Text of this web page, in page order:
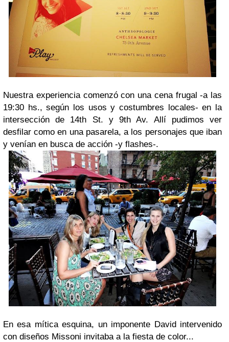
Nuestra experiencia comenzó con una cena frugal -a las
19:30 hs., según los usos y costumbres locales- en la
intersección de 14th St. y 9th Av. Allí pudimos ver
desfilar como en una pasarela, a los personajes que iban
y venían en busca de acción -y flashes-.
En esa mítica esquina, un imponente David intervenido
con diseños Missoni invitaba a la fiesta de color...